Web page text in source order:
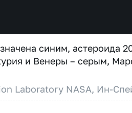
синим, астероида
и Венеры – серым,
Laboratory NASA, Ин-